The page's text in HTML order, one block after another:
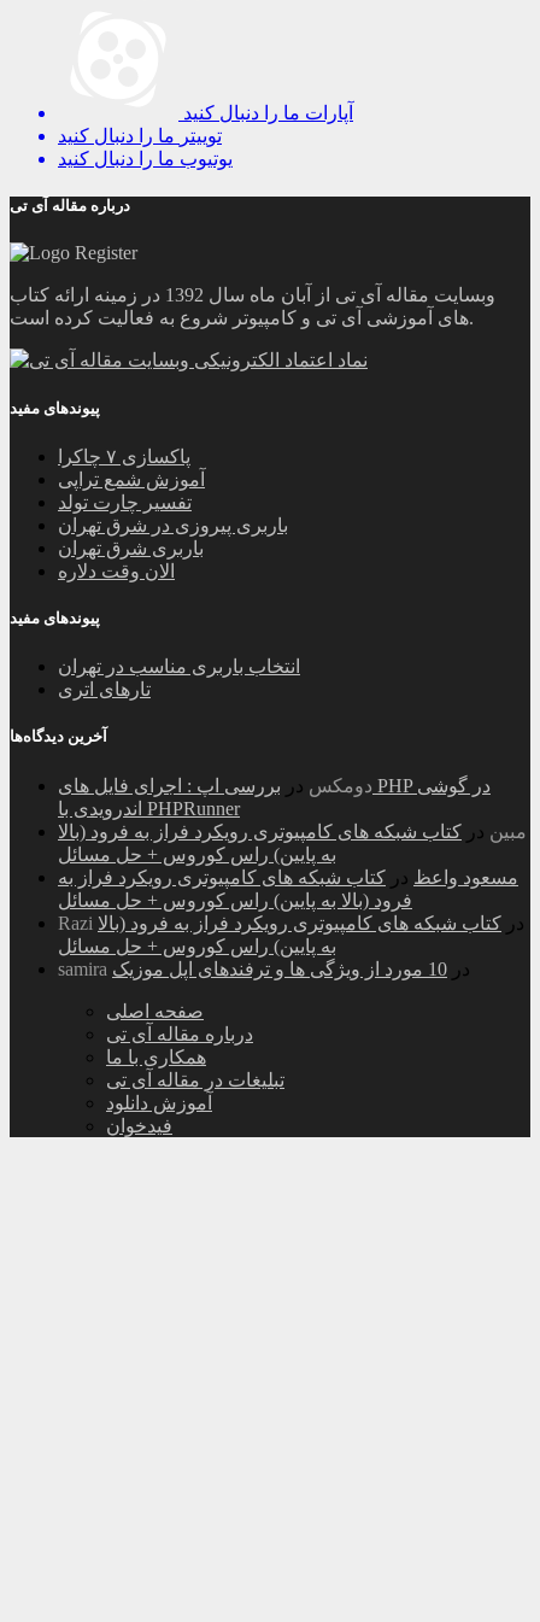
آپارات ما را دنبال کنید
توییتر ما را دنبال کنید
یوتیوب ما را دنبال کنید
درباره مقاله آی تی
وبسایت مقاله آی تی از آبان ماه سال 1392 در زمینه ارائه کتاب
های آموزشی آی تی و کامپیوتر شروع به فعالیت کرده است.
پیوندهای مفید
پاکسازی ۷ چاکرا
آموزش شمع تراپی
تفسیر چارت تولد
باربری پیروزی در شرق تهران
باربری شرق تهران
الان وقت دلاره
پیوندهای مفید
انتخاب باربری مناسب در تهران
تارهای اتری
آخرین دیدگاه‌ها
دومکس در بررسی اپ : اجرای فایل های PHP در گوشی
اندرویدی با PHPRunner
مبین در کتاب شبکه های کامپیوتری رویکرد فراز به فرود (بالا
به پایین) راس کوروس + حل مسائل
مسعود واعظ در کتاب شبکه های کامپیوتری رویکرد فراز به
فرود (بالا به پایین) راس کوروس + حل مسائل
Razi
در کتاب شبکه های کامپیوتری رویکرد فراز به فرود (بالا
به پایین) راس کوروس + حل مسائل
samira
در 10 مورد از ویژگی ها و ترفندهای اپل موزیک
صفحه اصلی
درباره مقاله آی تی
همکاری با ما
تبلیغات در مقاله آی تی
آموزش دانلود
فیدخوان